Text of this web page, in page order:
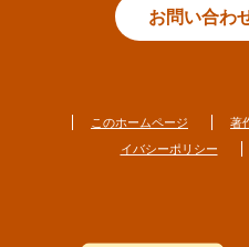
お問い合わ
このホームページ 著
イバシーポリシー